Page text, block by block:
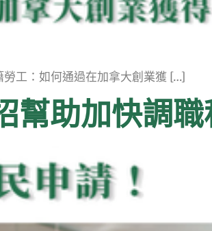
工：如何通過在加拿大創業獲 […]
助加快調職